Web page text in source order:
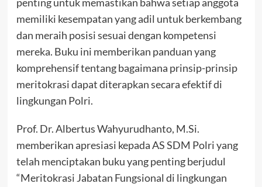
memiliki kesempatan yang adil untuk berkembang
dan meraih posisi sesuai dengan kompetensi
mereka. Buku ini memberikan panduan yang
komprehensif tentang bagaimana prinsip-prinsip
meritokrasi dapat diterapkan secara efektif di
lingkungan Polri.
Prof. Dr. Albertus Wahyurudhanto, M.Si.
memberikan apresiasi kepada AS SDM Polri yang
telah menciptakan buku yang penting berjudul
“Meritokrasi Jabatan Fungsional di lingkungan